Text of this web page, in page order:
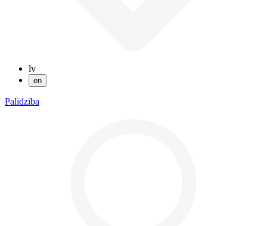
lv
en
Palīdzība